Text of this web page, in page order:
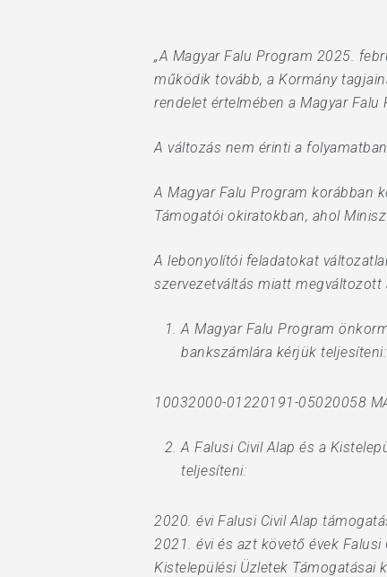
„A Magyar Falu Program 2025.
működik tovább, a Kormány
rendelet értelmében a Magyar
A változás nem érinti a
A Magyar Falu Program korábban
Támogatói okiratokban, ahol
A lebonyolítói feladatokat
szervezetváltás miatt
A Magyar Falu Program
bankszámlára kérjük teljesíteni:
10032000-01220191-05020058
A Falusi Civil Alap és a
teljesíteni:
2020. évi Falusi Civil Alap
2021. évi és azt követő évek
Kistelepülési Üzletek